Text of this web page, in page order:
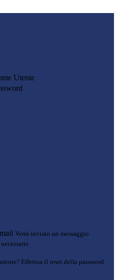
Utente
Verrà inviato un messaggio
Effettua il reset della password